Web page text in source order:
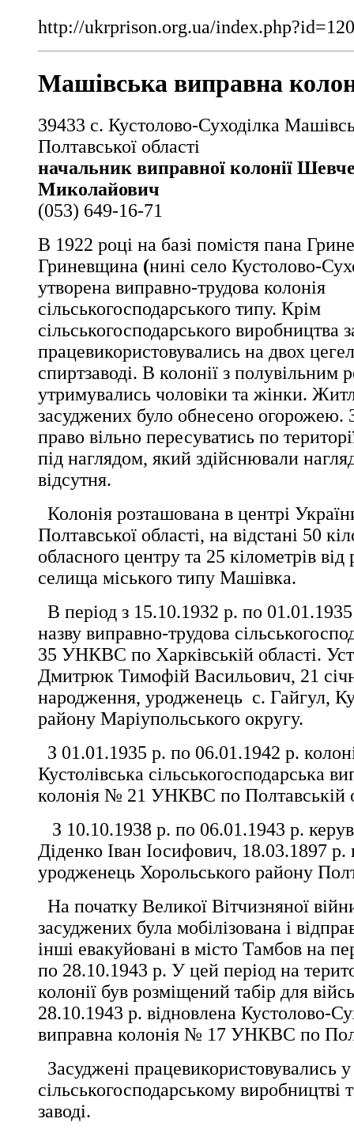
http://ukrprison.org.ua/
Машівська виправна
39433 с. Кустолово-Суходілка
Полтавської області
начальник виправної колонії
Миколайович
(053) 649-16-71
В 1922 році на базі помістя пана
Гриневщина (нині село Кустолово-
утворена виправно-трудова колонія
сільськогосподарського типу. Крім
сільськогосподарського виробництва
працевикористовувались на двох
спиртзаводі. В колонії з полувільним
утримувались чоловіки та жінки.
засуджених було обнесено огорожею.
право вільно пересуватись по
під наглядом, який здійснювали
відсутня.
Колонія розташована в центрі
Полтавської області, на відстані 50
обласного центру та 25 кілометрів
селища міського типу Машівка.
В період з 15.10.1932 р. по
назву виправно-трудова
35 УНКВС по Харківській області.
Дмитрюк Тимофій Васильович, 21
народження, уродженець с. Гайгул,
району Маріупольського округу.
З 01.01.1935 р. по 06.01.1942 р.
Кустолівська сільськогосподарська
колонія № 21 УНКВС по Полтавській
З 10.10.1938 р. по 06.01.1943 р.
Діденко Іван Іосифович, 18.03.1897
уродженець Хорольського району
На початку Великої Вітчизняної
засуджених була мобілізована і
інші евакуйовані в місто Тамбов на
по 28.10.1943 р. У цей період на
колонії був розміщений табір для
28.10.1943 р. відновлена Кустолово-
виправна колонія № 17 УНКВС по
Засуджені працевикористовувались у
сільськогосподарському виробництві
заводі.